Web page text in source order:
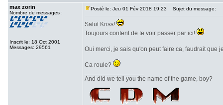
max zorin
Nombre de messages :
Inscrit le: 18 Oct 2001
Messages: 29561
Posté le: Jeu 01 Fév 2018 19:23 Sujet du message:
Salut Kriss!
Toujours content de te voir passer par ici!
Oui merci, je sais qu'on peut faire ca, faudrait
Ca roule?
And did we tell you the name of the game, boy?